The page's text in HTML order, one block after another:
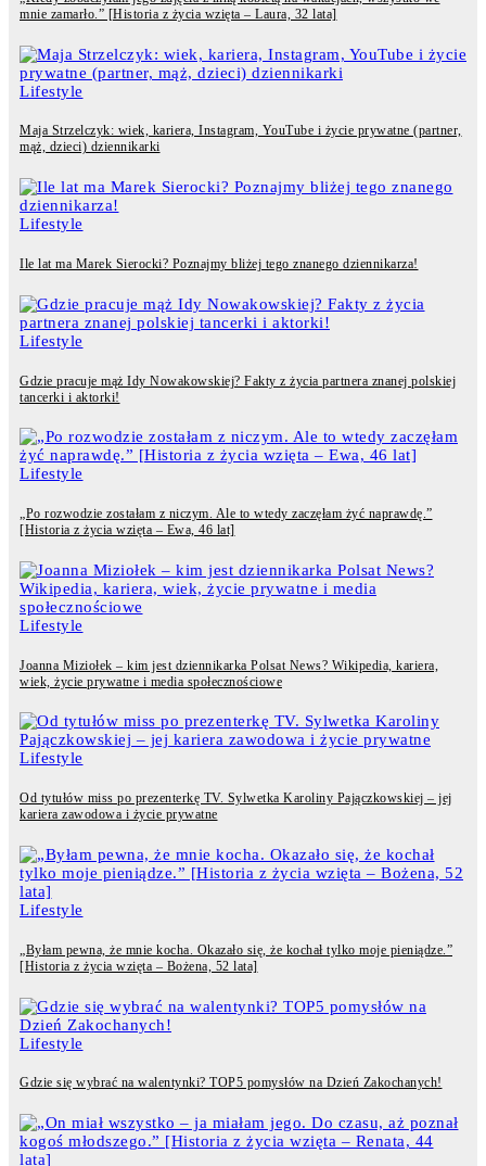
mnie zamarło.” [Historia z życia wzięta – Laura, 32 lata]
Lifestyle
Maja Strzelczyk: wiek, kariera, Instagram, YouTube i życie prywatne (partner,
mąż, dzieci) dziennikarki
Lifestyle
Ile lat ma Marek Sierocki? Poznajmy bliżej tego znanego dziennikarza!
Lifestyle
Gdzie pracuje mąż Idy Nowakowskiej? Fakty z życia partnera znanej polskiej
tancerki i aktorki!
Lifestyle
„Po rozwodzie zostałam z niczym. Ale to wtedy zaczęłam żyć naprawdę.”
[Historia z życia wzięta – Ewa, 46 lat]
Lifestyle
Joanna Miziołek – kim jest dziennikarka Polsat News? Wikipedia, kariera,
wiek, życie prywatne i media społecznościowe
Lifestyle
Od tytułów miss po prezenterkę TV. Sylwetka Karoliny Pajączkowskiej – jej
kariera zawodowa i życie prywatne
Lifestyle
„Byłam pewna, że mnie kocha. Okazało się, że kochał tylko moje pieniądze.”
[Historia z życia wzięta – Bożena, 52 lata]
Lifestyle
Gdzie się wybrać na walentynki? TOP5 pomysłów na Dzień Zakochanych!